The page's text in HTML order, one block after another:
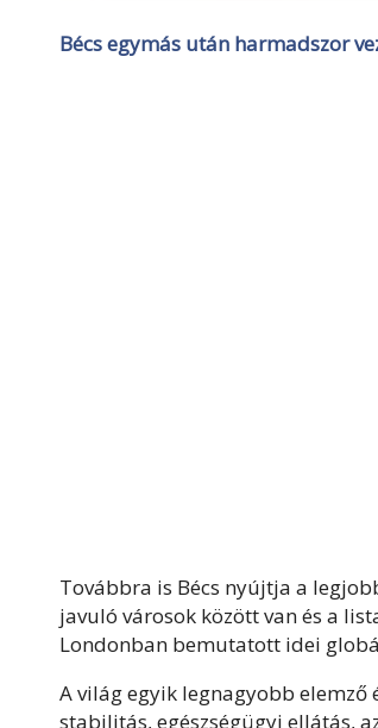
Bécs egymás után harmadszor
Továbbra is Bécs nyújtja a
javuló városok között van és a
Londonban bemutatott idei
A világ egyik legnagyobb elemző
stabilitás, egészségügyi ellátás,